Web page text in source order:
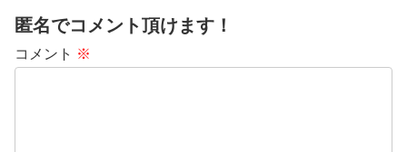
匿名でコメント頂けます！
コメント ※